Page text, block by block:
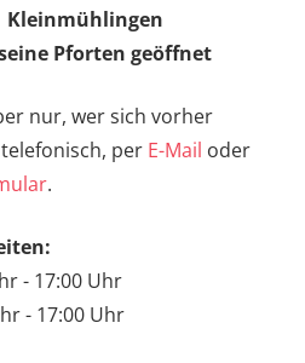
Kleinmühlingen
Pforten geöffnet
nur, wer sich vorher
per E-Mail oder
.
- 17:00 Uhr
- 17:00 Uhr